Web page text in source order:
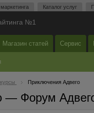
Каталог услуг
№1
Магазин статей Сервис
Приключения Адвего
— Форум